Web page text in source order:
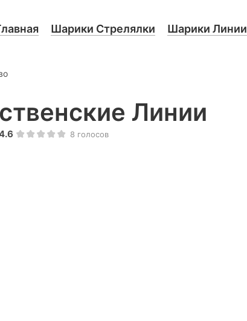
Шарики Стрелялки Шарики Линии
Линии
8 голосов